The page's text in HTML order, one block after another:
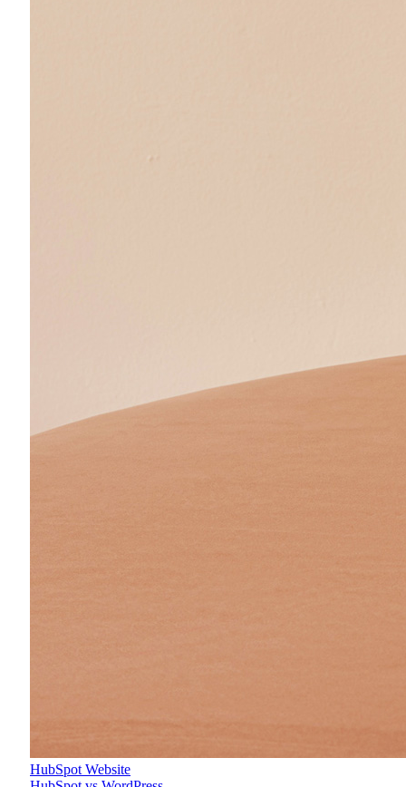
HubSpot Website